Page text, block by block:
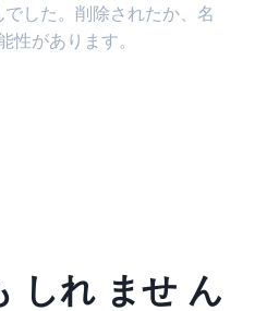
した。削除されたか、名
性があります。
しれ ませ ん